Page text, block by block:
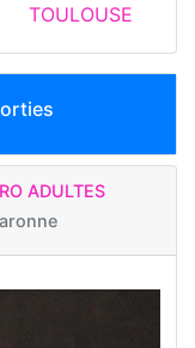
TOULOUSE
ADULTES